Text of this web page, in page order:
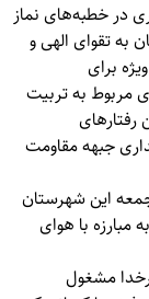
در خطبه‌های نماز
به تقوای الهی و
برای
مربوط به تربیت
رفتارهای
جبهه مقاومت
این شهرستان
مبارزه با هوای
مشغول